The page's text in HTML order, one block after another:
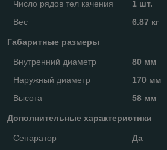
Число рядов тел качения
1 шт.
Вес
6.87 кг
Габаритные размеры
Внутренний диаметр
80 мм
Наружный диаметр
170 мм
Высота
58 мм
Дополнительные характеристики
Сепаратор
Да